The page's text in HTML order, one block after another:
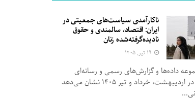
ناکارآمدی سیاست‌های جمعیتی در
ایران: اقتصاد، سالمندی و حقوق
نادیده‌گرفته‌شده زنان
داده‌ها و گزارش‌های رسمی و رسانه‌ای
منتشرشده در اردیبهشت، خرداد و تیر ۱۴۰۵ نشان می‌دهد